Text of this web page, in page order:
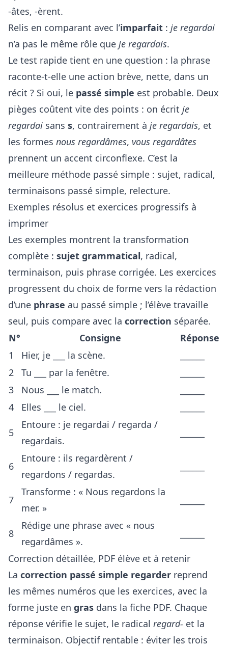
-âtes, -èrent.
Relis en comparant avec l’imparfait : je regardai
n’a pas le même rôle que je regardais.
Le test rapide tient en une question : la phrase
raconte-t-elle une action brève, nette, dans un
récit ? Si oui, le passé simple est probable. Deux
pièges coûtent vite des points : on écrit je
regardai sans s, contrairement à je regardais, et
les formes nous regardâmes, vous regardâtes
prennent un accent circonflexe. C’est la
meilleure méthode passé simple : sujet, radical,
terminaisons passé simple, relecture.
Exemples résolus et exercices progressifs à
imprimer
Les exemples montrent la transformation
complète : sujet grammatical, radical,
terminaison, puis phrase corrigée. Les exercices
progressent du choix de forme vers la rédaction
d’une phrase au passé simple ; l’élève travaille
seul, puis compare avec la correction séparée.
N°
Consigne
Réponse
1
Hier, je ___ la scène.
2
Tu ___ par la fenêtre.
3
Nous ___ le match.
4
Elles ___ le ciel.
5
Entoure : je regardai / regarda /
regardais.
6
Entoure : ils regardèrent /
regardons / regardas.
7
Transforme : « Nous regardons la
mer. »
8
Rédige une phrase avec « nous
regardâmes ».
Correction détaillée, PDF élève et à retenir
La correction passé simple regarder reprend
les mêmes numéros que les exercices, avec la
forme juste en gras dans la fiche PDF. Chaque
réponse vérifie le sujet, le radical regard- et la
terminaison. Objectif rentable : éviter les trois